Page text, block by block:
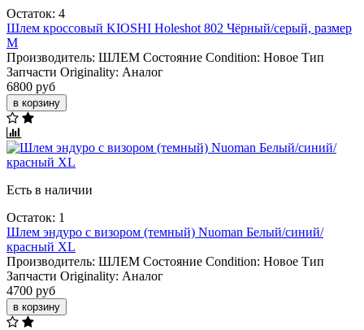
Остаток: 4
Шлем кроссовый KIOSHI Holeshot 802 Чёрный/серый, размер
M
Производитель: ШЛЕМ Состояние Condition: Новое Тип
Запчасти Originality: Аналог
6800 руб
в корзину
Есть в наличии
Остаток: 1
Шлем эндуро с визором (темный) Nuoman Белый/синий/
красный XL
Производитель: ШЛЕМ Состояние Condition: Новое Тип
Запчасти Originality: Аналог
4700 руб
в корзину